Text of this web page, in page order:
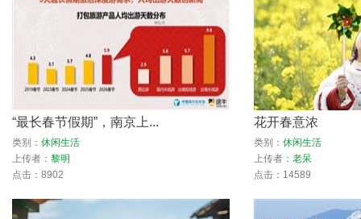
“最长春节假期”，南京上...
类别： 休闲生活
上传者： 黎明
点击：8902
花开春意浓
类别： 休闲生活
上传者： 老呆
点击：14589